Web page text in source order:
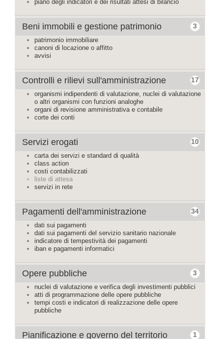
piano degli indicatori e dei risultati attesi di bilancio
3
Beni immobili e gestione patrimonio
patrimonio immobiliare
canoni di locazione o affitto
avvisi
17
Controlli e rilievi sull'amministrazione
organismi indipendenti di valutazione, nuclei di valutazione
o altri organismi con funzioni analoghe
organi di revisione amministrativa e contabile
corte dei conti
10
Servizi erogati
carta dei servizi e standard di qualità
class action
costi contabilizzati
liste di attesa
servizi in rete
34
Pagamenti dell'amministrazione
dati sui pagamenti
dati sui pagamenti del servizio sanitario nazionale
indicatore di tempestività dei pagamenti
iban e pagamenti informatici
3
Opere pubbliche
nuclei di valutazione e verifica degli investimenti pubblici
atti di programmazione delle opere pubbliche
tempi costi e indicatori di realizzazione delle opere
pubbliche
1
Pianificazione e governo del territorio